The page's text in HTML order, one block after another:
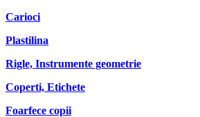
Carioci
Plastilina
Rigle, Instrumente geometrie
Coperti, Etichete
Foarfece copii